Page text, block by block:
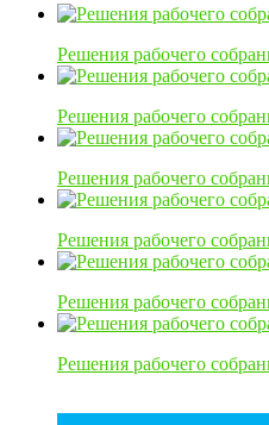
Решения рабочего
Решения рабочего
Решения рабочего
Решения рабочего
Решения рабочего
Решения рабочего